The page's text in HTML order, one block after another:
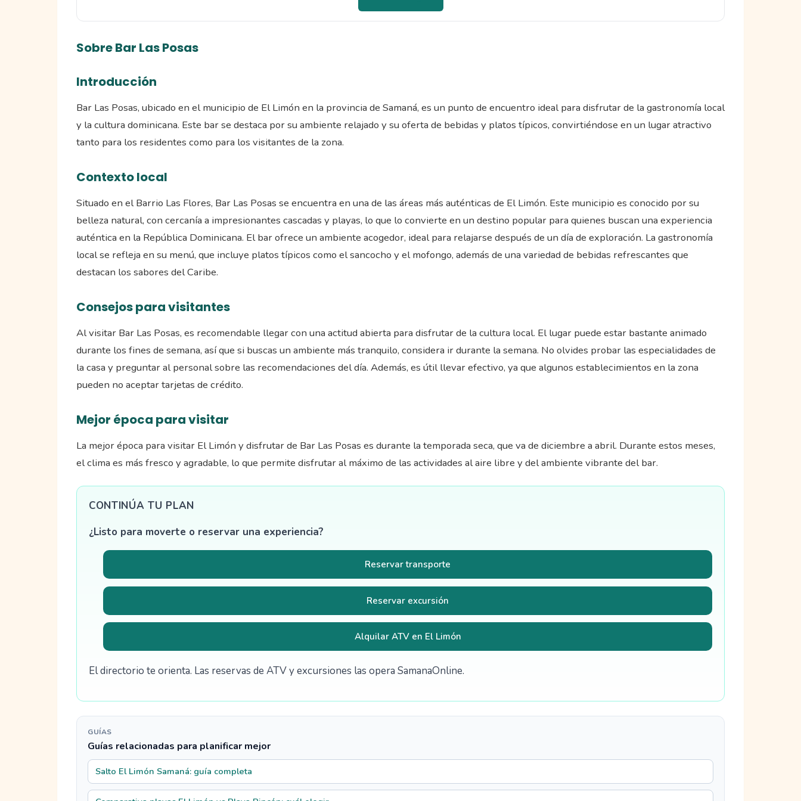
Sobre Bar Las Posas
Introducción
Bar Las Posas, ubicado en el municipio de El Limón en la provincia de Samaná, es un punto de encuentro ideal para disfrutar de la gastronomía local
y la cultura dominicana. Este bar se destaca por su ambiente relajado y su oferta de bebidas y platos típicos, convirtiéndose en un lugar atractivo
tanto para los residentes como para los visitantes de la zona.
Contexto local
Situado en el Barrio Las Flores, Bar Las Posas se encuentra en una de las áreas más auténticas de El Limón. Este municipio es conocido por su
belleza natural, con cercanía a impresionantes cascadas y playas, lo que lo convierte en un destino popular para quienes buscan una experiencia
auténtica en la República Dominicana. El bar ofrece un ambiente acogedor, ideal para relajarse después de un día de exploración. La gastronomía
local se refleja en su menú, que incluye platos típicos como el sancocho y el mofongo, además de una variedad de bebidas refrescantes que
destacan los sabores del Caribe.
Consejos para visitantes
Al visitar Bar Las Posas, es recomendable llegar con una actitud abierta para disfrutar de la cultura local. El lugar puede estar bastante animado
durante los fines de semana, así que si buscas un ambiente más tranquilo, considera ir durante la semana. No olvides probar las especialidades de
la casa y preguntar al personal sobre las recomendaciones del día. Además, es útil llevar efectivo, ya que algunos establecimientos en la zona
pueden no aceptar tarjetas de crédito.
Mejor época para visitar
La mejor época para visitar El Limón y disfrutar de Bar Las Posas es durante la temporada seca, que va de diciembre a abril. Durante estos meses,
el clima es más fresco y agradable, lo que permite disfrutar al máximo de las actividades al aire libre y del ambiente vibrante del bar.
CONTINÚA TU PLAN
¿Listo para moverte o reservar una experiencia?
Reservar transporte
Reservar excursión
Alquilar ATV en El Limón
El directorio te orienta. Las reservas de ATV y excursiones las opera SamanaOnline.
GUÍAS
Guías relacionadas para planificar mejor
Salto El Limón Samaná: guía completa